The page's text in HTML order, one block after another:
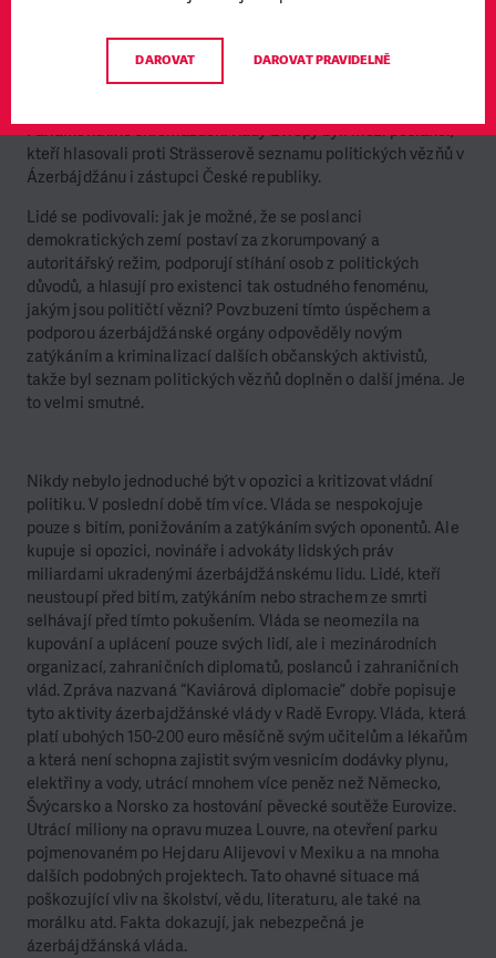
občanskou společností a mezinárodními organizacemi.
Mimochodem, občanská společnost v naší zemi přijala s
Parlamentního shromáždění Rady Evropy byli mezi poslanci,
kteří hlasovali proti Strässerově seznamu politických vězňů v
Ázerbájdžánu i zástupci České republiky.
Lidé se podivovali: jak je možné, že se poslanci
demokratických zemí postaví za zkorumpovaný a
autoritářský režim, podporují stíhání osob z politických
důvodů, a hlasují pro existenci tak ostudného fenoménu,
jakým jsou političtí vězni? Povzbuzeni tímto úspěchem a
podporou ázerbájdžánské orgány odpověděly novým
zatýkáním a kriminalizací dalších občanských aktivistů,
takže byl seznam politických vězňů doplněn o další jména. Je
to velmi smutné.
Nikdy nebylo jednoduché být v opozici a kritizovat vládní
politiku. V poslední době tím více. Vláda se nespokojuje
pouze s bitím, ponižováním a zatýkáním svých oponentů. Ale
kupuje si opozici, novináře i advokáty lidských práv
miliardami ukradenými ázerbájdžánskému lidu. Lidé, kteří
neustoupí před bitím, zatýkáním nebo strachem ze smrti
selhávají před tímto pokušením. Vláda se neomezila na
kupování a uplácení pouze svých lidí, ale i mezinárodních
organizací, zahraničních diplomatů, poslanců i zahraničních
vlád. Zpráva nazvaná “Kaviárová diplomacie” dobře popisuje
tyto aktivity ázerbajdžánské vlády v Radě Evropy. Vláda, která
platí ubohých 150-200 euro měsíčně svým učitelům a lékařům
a která není schopna zajistit svým vesnicím dodávky plynu,
elektřiny a vody, utrácí mnohem více peněz než Německo,
Švýcarsko a Norsko za hostování pěvecké soutěže Eurovize.
Utrácí miliony na opravu muzea Louvre, na otevření parku
pojmenovaném po Hejdaru Alijevovi v Mexiku a na mnoha
dalších podobných projektech. Tato ohavné situace má
poškozující vliv na školství, vědu, literaturu, ale také na
morálku atd. Fakta dokazují, jak nebezpečná je
ázerbájdžánská vláda.
DAROVAT DAROVAT PRAVIDELNĚ